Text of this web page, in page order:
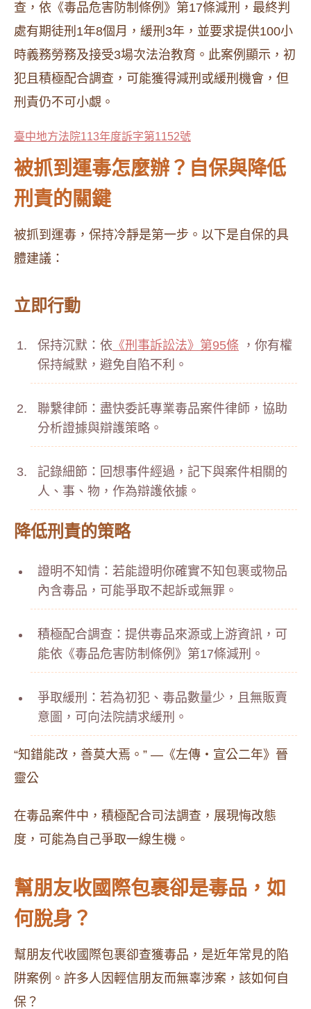
查，依《毒品危害防制條例》第17條減刑，最終判
處有期徒刑1年8個月，緩刑3年，並要求提供100小
時義務勞務及接受3場次法治教育。此案例顯示，初
犯且積極配合調查，可能獲得減刑或緩刑機會，但
刑責仍不可小覷。
臺中地方法院113年度訴字第1152號
被抓到運毒怎麼辦？自保與降低
刑責的關鍵
被抓到運毒，保持冷靜是第一步。以下是自保的具
體建議：
立即行動
保持沉默：依 《刑事訴訟法》第95條 ，你有權
保持緘默，避免自陷不利。
聯繫律師：盡快委託專業毒品案件律師，協助
分析證據與辯護策略。
記錄細節：回想事件經過，記下與案件相關的
人、事、物，作為辯護依據。
降低刑責的策略
證明不知情：若能證明你確實不知包裹或物品
內含毒品，可能爭取不起訴或無罪。
積極配合調查：提供毒品來源或上游資訊，可
能依《毒品危害防制條例》第17條減刑。
爭取緩刑：若為初犯、毒品數量少，且無販賣
意圖，可向法院請求緩刑。
“知錯能改，善莫大焉。” —《左傳‧宣公二年》晉
靈公
在毒品案件中，積極配合司法調查，展現悔改態
度，可能為自己爭取一線生機。
幫朋友收國際包裹卻是毒品，如
何脫身？
幫朋友代收國際包裹卻查獲毒品，是近年常見的陷
阱案例。許多人因輕信朋友而無辜涉案，該如何自
保？